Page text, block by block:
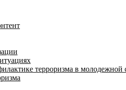
терроризма в молодежной